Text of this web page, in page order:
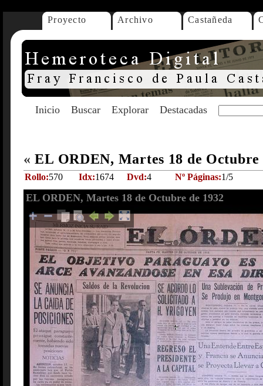
Proyecto Archivo Castañeda
Inicio Buscar Explorar Destacadas
« EL ORDEN, Martes 18 de
Rollo:570 Idx:1674 Dvd:4 Nº Páginas:1/5
EL ORDEN, Martes 18 de Octubre de 1932